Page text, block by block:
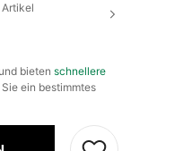
bieten schnellere
ein bestimmtes